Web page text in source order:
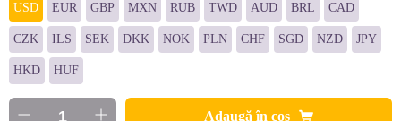
USD EUR GBP MXN RUB TWD AUD BRL CAD
CZK ILS SEK DKK NOK PLN CHF SGD NZD JPY
HKD HUF
Adaugă în coș